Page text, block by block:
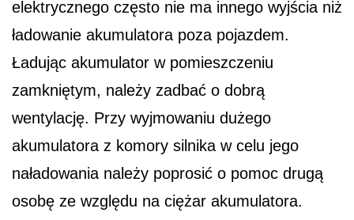
elektrycznego często nie ma innego wyjścia niż
ładowanie akumulatora poza pojazdem.
Ładując akumulator w pomieszczeniu
zamkniętym, należy zadbać o dobrą
wentylację. Przy wyjmowaniu dużego
akumulatora z komory silnika w celu jego
naładowania należy poprosić o pomoc drugą
osobę ze względu na ciężar akumulatora.